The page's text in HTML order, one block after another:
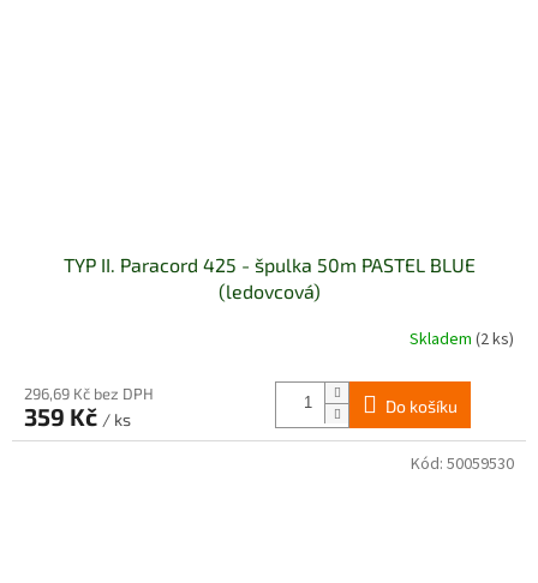
TYP II. Paracord 425 - špulka 50m PASTEL BLUE
(ledovcová)
Skladem (2 ks)
296,69 Kč bez DPH
359 Kč / ks
Do košíku
Kód: 50059530